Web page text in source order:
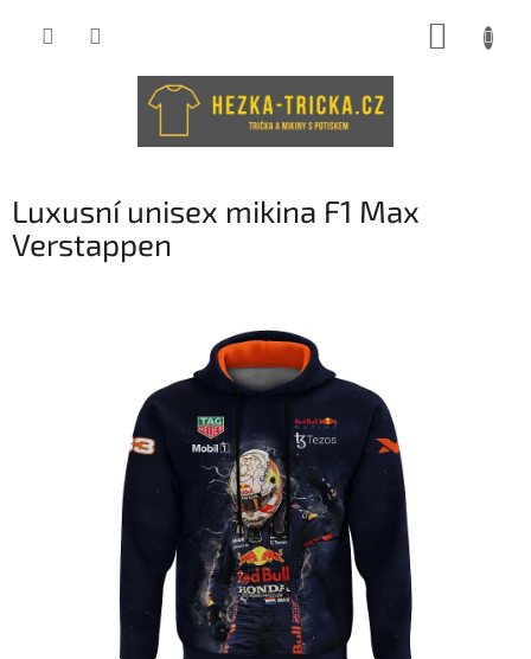
Luxusní unisex mikina F1 Max
Verstappen